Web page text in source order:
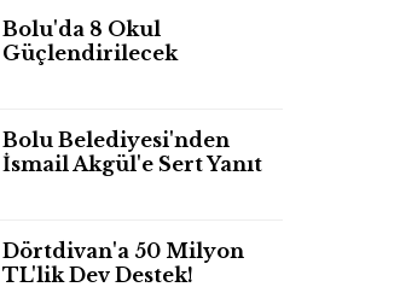
Bolu'da 8 Okul
Güçlendirilecek
Bolu Belediyesi'nden
İsmail Akgül'e Sert Yanıt
Dörtdivan'a 50 Milyon
TL'lik Dev Destek!